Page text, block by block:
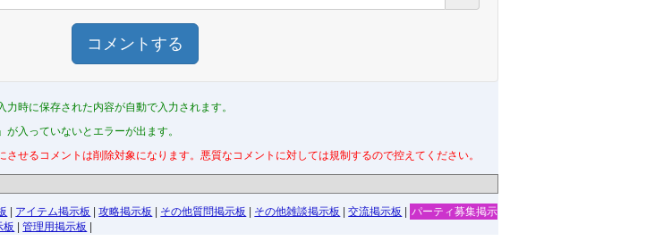
コメントする
時に保存された内容が自動で入力されます。
入っていないとエラーが出ます。
せるコメントは削除対象になります。悪質なコメントに対しては規制するので控えてください。
アイテム掲示板 |攻略掲示板 その他質問掲示板 その他雑談掲示板 |交流掲示板
パーティ募集掲示
板 |管理用掲示板